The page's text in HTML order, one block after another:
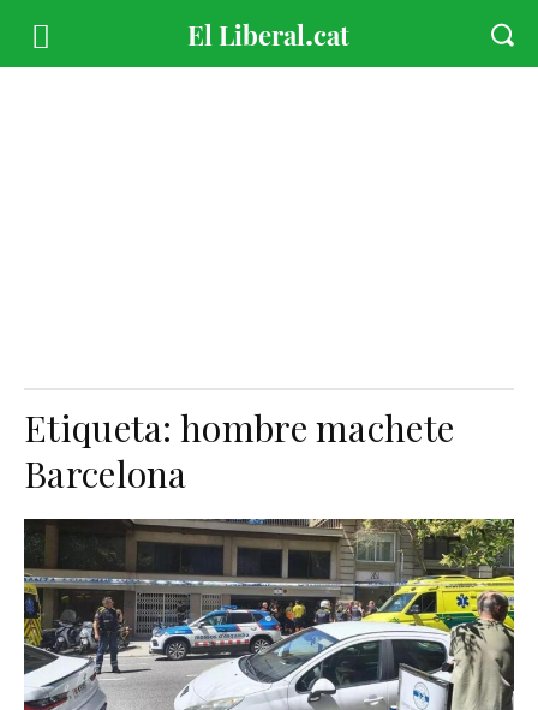
Etiqueta:hombre machete
Barcelona